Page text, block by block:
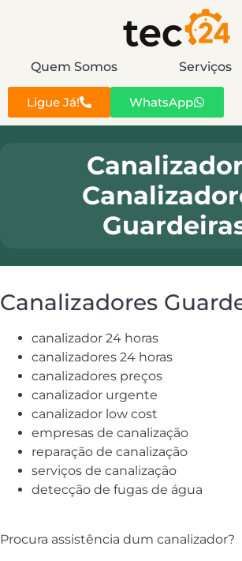
Quem Somos Serviços
Ligue Já! WhatsApp
Canalizadores
canalizador 24 horas
canalizadores 24 horas
canalizadores preços
canalizador urgente
canalizador low cost
empresas de canalização
reparação de canalização
serviços de canalização
detecção de fugas de água
Procura assistência dum canalizador?